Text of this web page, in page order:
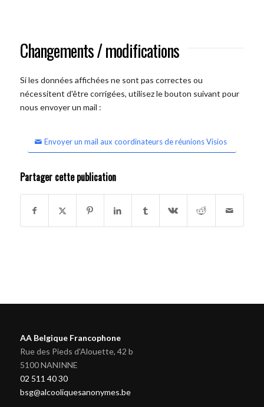
Changements / modifications
Si les données affichées ne sont pas correctes ou
nécessitent d'être corrigées, utilisez le bouton suivant pour
nous envoyer un mail :
Envoyer un mail aux coordinateurs de réunions Visios
Partager cette publication
AA Belgique Francophone
Rue des Pieds d'Alouette, 42 b
5100 NANINNE
02 511 40 30
bsg@alcooliquesanonymes.be